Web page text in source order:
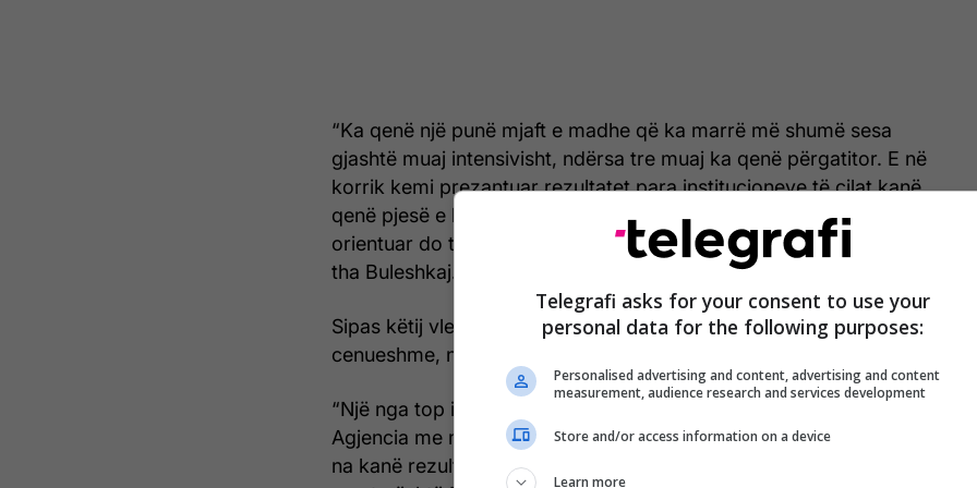
“Ka qenë një punë mjaft e madhe që ka marrë më shumë sesa
gjashtë muaj intensivisht, ndërsa tre muaj ka qenë përgatitor. E në
korrik kemi prezantuar rezultatet para institucioneve të cilat kanë
qenë pjesë e këtij vlerësimi. Ky vlerësim na ka ndihmu pastaj për t’u
orientuar do të thotë shqyrtimin kundër korrupsion të legjislacionit”,
tha Buleshkaj.
Sipas këtij vlerësimi, ai tha se rezultoi që disa ministri janë më të
cenueshme, në mesin e tyre MPJD-ja.
“Një nga top institucionet që sipas këtij vlerësimi që është zhvillu nga
Agjencia me metodologjinë më të avancuar të Këshillit të Evropës,
na kanë rezultuar disa ministri të cilat janë më të cenueshme. Një
Telegrafi asks for your consent to use your
personal data for the following purposes:
Personalised advertising and content, advertising and content
measurement, audience research and services development
Store and/or access information on a device
Learn more